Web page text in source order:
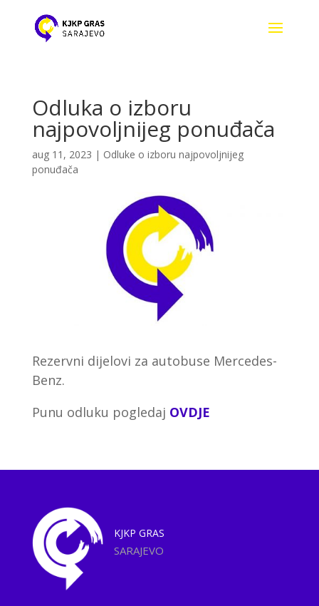
Odluka o izboru
najpovoljnijeg ponuđača
aug 11, 2023 | Odluke o izboru najpovoljnijeg
ponuđača
Rezervni dijelovi za autobuse Mercedes-
Benz.
Punu odluku pogledaj OVDJE
KJKP GRAS
SARAJEVO